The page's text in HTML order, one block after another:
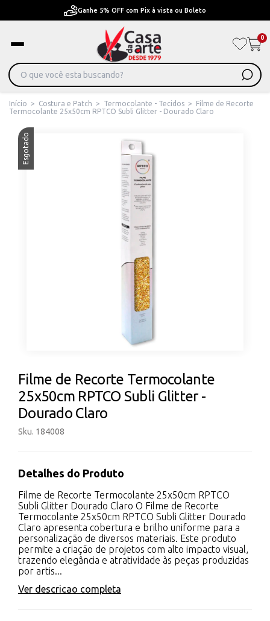
Ganhe 5% OFF com Pix à vista ou Boleto
0
Início > Costura e Patch > Termocolante - Tecidos >
Filme de Recorte
Termocolante 25x50cm RPTCO Subli Glitter - Dourado Claro
Esgotado
Filme de Recorte Termocolante
25x50cm RPTCO Subli Glitter -
Dourado Claro
Sku. 184008
Detalhes do Produto
Filme de Recorte Termocolante 25x50cm RPTCO
Subli Glitter Dourado Claro O Filme de Recorte
Termocolante 25x50cm RPTCO Subli Glitter Dourado
Claro apresenta cobertura e brilho uniforme para a
personalização de diversos materiais. Este produto
permite a criação de projetos com alto impacto visual,
trazendo elegância e atratividade às peças produzidas
por artis...
Ver descricao completa